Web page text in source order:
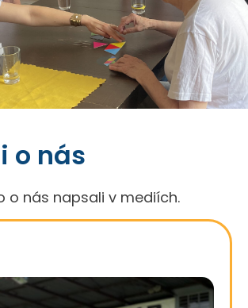
o nás
o nás napsali v mediích.